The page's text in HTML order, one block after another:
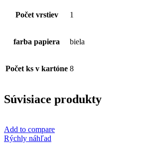
Počet vrstiev 1
farba papiera biela
Počet ks v kartóne 8
Súvisiace produkty
Add to compare
Rýchly náhľad